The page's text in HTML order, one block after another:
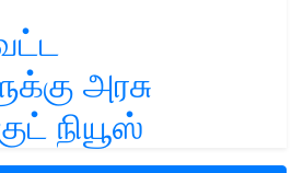
அரசு
நியூஸ்